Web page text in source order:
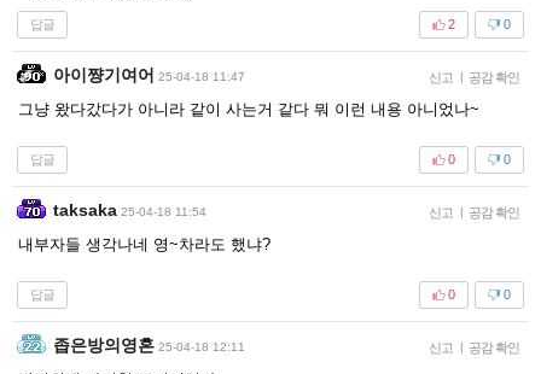
답글 0
2
아이쨩기여어 25-04-18 11:47 신고 | 공감 확인
그냥 왔다갔다가 아니라 같이 사는거 같다 뭐 이런 내용 아니었나~
답글 0
0
taksaka 25-04-18 11:54 신고 | 공감 확인
내부자들 생각나네 영~차라도 했냐?
답글 0
0
좁은방의영혼 25-04-18 12:11 신고 | 공감 확인